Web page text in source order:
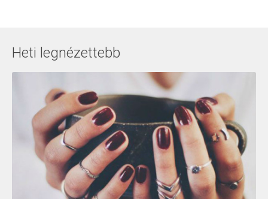
Heti legnézettebb